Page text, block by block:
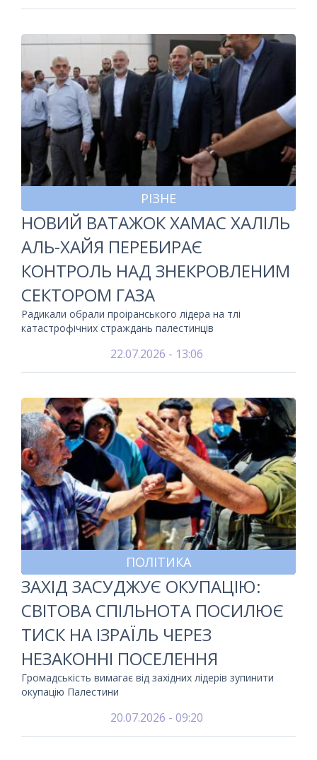
РІЗНЕ
НОВИЙ ВАТАЖОК ХАМАС ХАЛІЛЬ
АЛЬ-ХАЙЯ ПЕРЕБИРАЄ
КОНТРОЛЬ НАД ЗНЕКРОВЛЕНИМ
СЕКТОРОМ ГАЗА
Радикали обрали проіранського лідера на тлі
катастрофічних страждань палестинців
22.07.2026 - 13:06
ПОЛІТИКА
ЗАХІД ЗАСУДЖУЄ ОКУПАЦІЮ:
СВІТОВА СПІЛЬНОТА ПОСИЛЮЄ
ТИСК НА ІЗРАЇЛЬ ЧЕРЕЗ
НЕЗАКОННІ ПОСЕЛЕННЯ
Громадськість вимагає від західних лідерів зупинити
окупацію Палестини
20.07.2026 - 09:20